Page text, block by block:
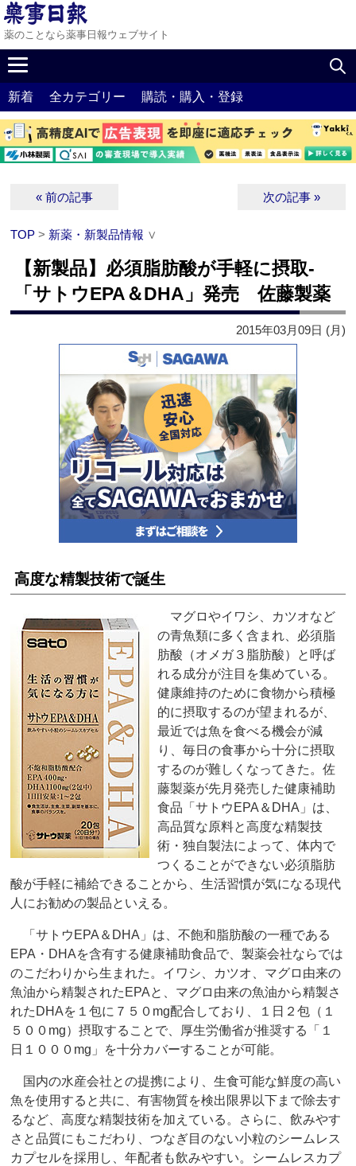
薬のことなら薬事日報ウェブサイト
新着 全カテゴリー 購読・購入・登録
« 前の記事 次の記事 »
TOP > 新薬・新製品情報 ∨
【新製品】必須脂肪酸が手軽に摂取‐
「サトウEPA＆DHA」発売 佐藤製薬
2015年03月09日 (月)
高度な精製技術で誕生
マグロやイワシ、カツオなど
の青魚類に多く含まれ、必須脂
肪酸（オメガ３脂肪酸）と呼ば
れる成分が注目を集めている。
健康維持のために食物から積極
的に摂取するのが望まれるが、
最近では魚を食べる機会が減
り、毎日の食事から十分に摂取
するのが難しくなってきた。佐
藤製薬が先月発売した健康補助
食品「サトウEPA＆DHA」は、
高品質な原料と高度な精製技
術・独自製法によって、体内で
つくることができない必須脂肪
酸が手軽に補給できることから、生活習慣が気になる現代
人にお勧めの製品といえる。
「サトウEPA＆DHA」は、不飽和脂肪酸の一種である
EPA・DHAを含有する健康補助食品で、製薬会社ならでは
のこだわりから生まれた。イワシ、カツオ、マグロ由来の
魚油から精製されたEPAと、マグロ由来の魚油から精製さ
れたDHAを１包に７５０mg配合しており、１日２包（１
５００mg）摂取することで、厚生労働省が推奨する「１
日１０００mg」を十分カバーすることが可能。
国内の水産会社との提携により、生食可能な鮮度の高い
魚を使用すると共に、有害物質を検出限界以下まで除去す
るなど、高度な精製技術を加えている。さらに、飲みやす
さと品質にもこだわり、つなぎ目のない小粒のシームレス
カプセルを採用し、年配者も飲みやすい。シームレスカプ